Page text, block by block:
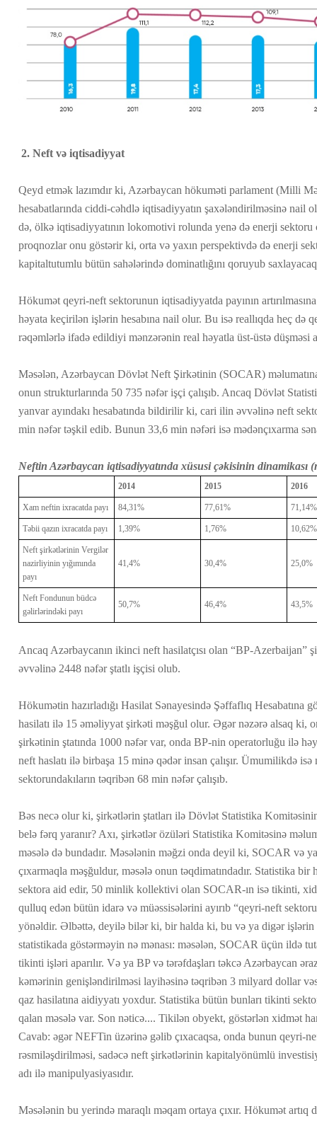
2. Neft və iqtisadiyyat
Qeyd etmək lazımdır ki, Azərbaycan hökuməti parlament (Milli
hesabatlarında ciddi-cəhdlə iqtisadiyyatın şaxələndirilməsinə nail
də, ölkə iqtisadiyyatının lokomotivi rolunda yenə də enerji sektoru
proqnozlar onu göstərir ki, orta və yaxın perspektivdə də enerji
kapitaltutumlu bütün sahələrində dominatlığını qoruyub
Hökumət qeyri-neft sektorunun iqtisadiyyatda payının
həyata keçirilən işlərin hesabına nail olur. Bu isə reallıqda heç də
rəqəmlərlə ifadə edildiyi mənzərənin real həyatla üst-üstə düşməsi
Məsələn, Azərbaycan Dövlət Neft Şirkətinin (SOCAR)
onun strukturlarında 50 735 nəfər işçi çalışıb. Ancaq Dövlət
yanvar ayındakı hesabatında bildirilir ki, cari ilin əvvəlinə neft
min nəfər təşkil edib. Bunun 33,6 min nəfəri isə mədənçıxarma
Neftin Azərbaycan iqtisadiyyatında xüsusi çəkisinin dinamikası
2014 2015 2016
Xam neftin ixracatda payı 84,31% 77,61% 71,14%
Təbii qazın ixracatda payı 1,39% 1,76% 10,62%
Neft şirkətlərinin Vergilər
nazirliyinin yığımında
payı
41,4% 30,4% 25,0%
Neft Fondunun büdcə
gəlirlərindəki payı
50,7% 46,4% 43,5%
Ancaq Azərbaycanın ikinci neft hasilatçısı olan “BP-Azerbaijan”
əvvəlinə 2448 nəfər ştatlı işçisi olub.
Hökumətin hazırladığı Hasilat Sənayesində Şəffaflıq Hesabatına
hasilatı ilə 15 əməliyyat şirkəti məşğul olur. Əgər nəzərə alsaq ki,
şirkətinin ştatında 1000 nəfər var, onda BP-nin operatorluğu ilə
neft haslatı ilə birbaşa 15 minə qədər insan çalışır. Ümumilikdə isə
sektorundakıların təqribən 68 min nəfər çalışıb.
Bəs necə olur ki, şirkətlərin ştatları ilə Dövlət Statistika Komitəsinin
belə fərq yaranır? Axı, şirkətlər özüləri Statistika Komitəsinə
məsələ də bundadır. Məsələnin məğzi onda deyil ki, SOCAR və
çıxarmaqla məşğuldur, məsələ onun təqdimatındadır. Statistika
sektora aid edir, 50 minlik kollektivi olan SOCAR-ın isə tikinti,
qulluq edən bütün idarə və müəssisələrini ayırıb “qeyri-neft
yönəldir. Əlbəttə, deyilə bilər ki, bir halda ki, bu və ya digər işlərin
statistikada göstərməyin nə mənası: məsələn, SOCAR üçün ildə
tikinti işləri aparılır. Və ya BP və tərəfdaşları təkcə Azərbaycan
kəmərinin genişləndirilməsi layihəsinə təqribən 3 milyard dollar
qaz hasilatına aidiyyatı yoxdur. Statistika bütün bunları tikinti
qalan məsələ var. Son nəticə.... Tikilən obyekt, göstərlən xidmət
Cavab: əgər NEFTin üzərinə gəlib çıxacaqsa, onda bunun qeyri-
rəsmiləşdirilməsi, sadəcə neft şirkətlərinin kapitalyönümlü
adı ilə manipulyasiyasıdır.
Məsələnin bu yerində maraqlı məqam ortaya çıxır. Hökumət artıq